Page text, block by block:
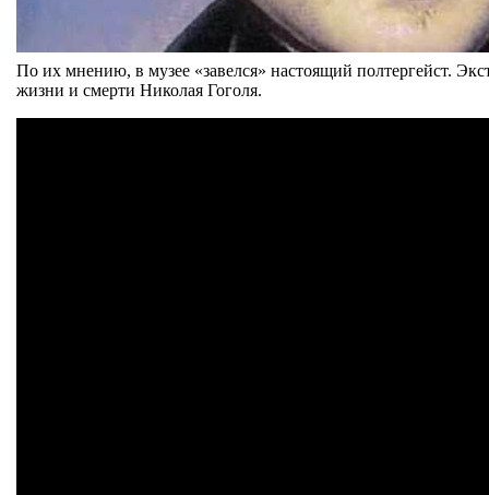
По их мнению, в музее «завелся» настоящий полтергейст.
жизни и смерти Николая Гоголя.